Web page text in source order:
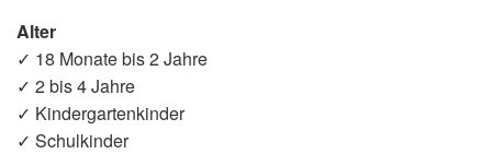
Alter
✓ 18 Monate bis 2 Jahre
✓ 2 bis 4 Jahre
✓ Kindergartenkinder
✓ Schulkinder